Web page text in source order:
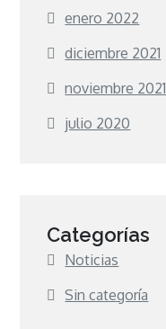
enero 2022
diciembre 2021
noviembre 2021
julio 2020
Categorías
Noticias
Sin categoría